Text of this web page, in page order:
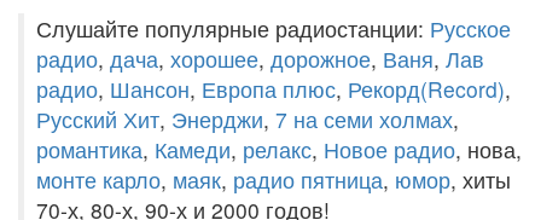
Слушайте популярные радиостанции: Русское
радио, дача, хорошее, дорожное, Ваня, Лав
радио, Шансон, Европа плюс, Рекорд(Record),
Русский Хит, Энерджи, 7 на семи холмах,
романтика, Камеди, релакс, Новое радио, нова,
монте карло, маяк, радио пятница, юмор, хиты
70-х, 80-х, 90-х и 2000 годов!